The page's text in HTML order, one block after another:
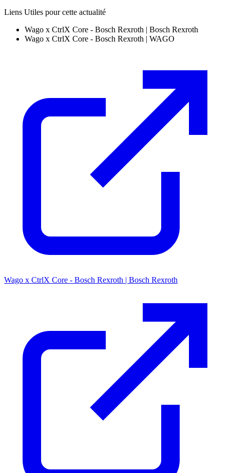
Liens Utiles pour cette actualité
Wago x CtrlX Core - Bosch Rexroth | Bosch Rexroth
Wago x CtrlX Core - Bosch Rexroth | WAGO
Wago x CtrlX Core - Bosch Rexroth | Bosch Rexroth